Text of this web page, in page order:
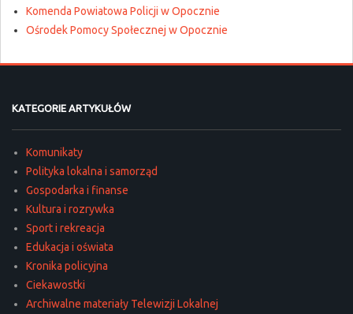
Komenda Powiatowa Policji w Opocznie
Ośrodek Pomocy Społecznej w Opocznie
KATEGORIE ARTYKUŁÓW
Komunikaty
Polityka lokalna i samorząd
Gospodarka i finanse
Kultura i rozrywka
Sport i rekreacja
Edukacja i oświata
Kronika policyjna
Ciekawostki
Archiwalne materiały Telewizji Lokalnej